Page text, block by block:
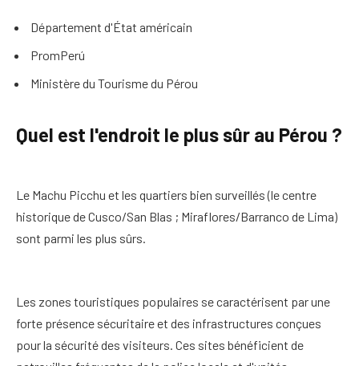
Département d'État américain
PromPerú
Ministère du Tourisme du Pérou
Quel est l'endroit le plus sûr au Pérou ?
Le Machu Picchu et les quartiers bien surveillés (le centre
historique de Cusco/San Blas ; Miraflores/Barranco de Lima)
sont parmi les plus sûrs.
Les zones touristiques populaires se caractérisent par une
forte présence sécuritaire et des infrastructures conçues
pour la sécurité des visiteurs. Ces sites bénéficient de